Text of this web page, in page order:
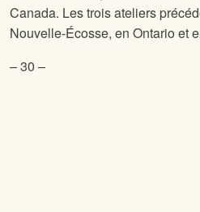
Canada. Les trois ateliers
Nouvelle-Écosse, en Ontario et
– 30 –